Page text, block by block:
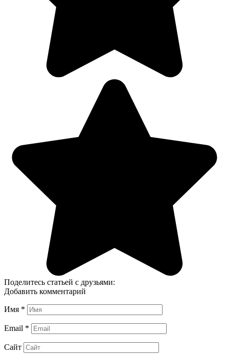
Поделитесь статьей с друзьями:
Добавить комментарий
Имя *
Email *
Сайт